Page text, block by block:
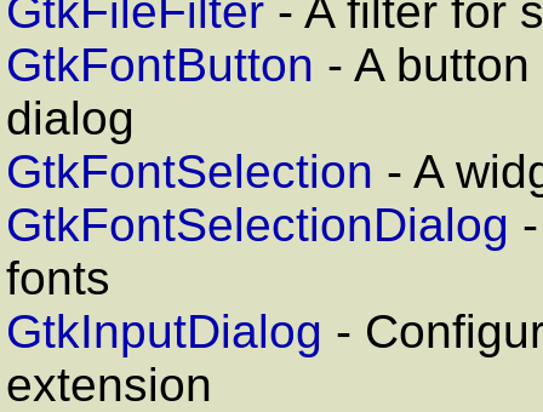
GtkFileFilter - A filter for
GtkFontButton - A
dialog
GtkFontSelection - A
GtkFontSelectionDialog
fonts
GtkInputDialog -
extension